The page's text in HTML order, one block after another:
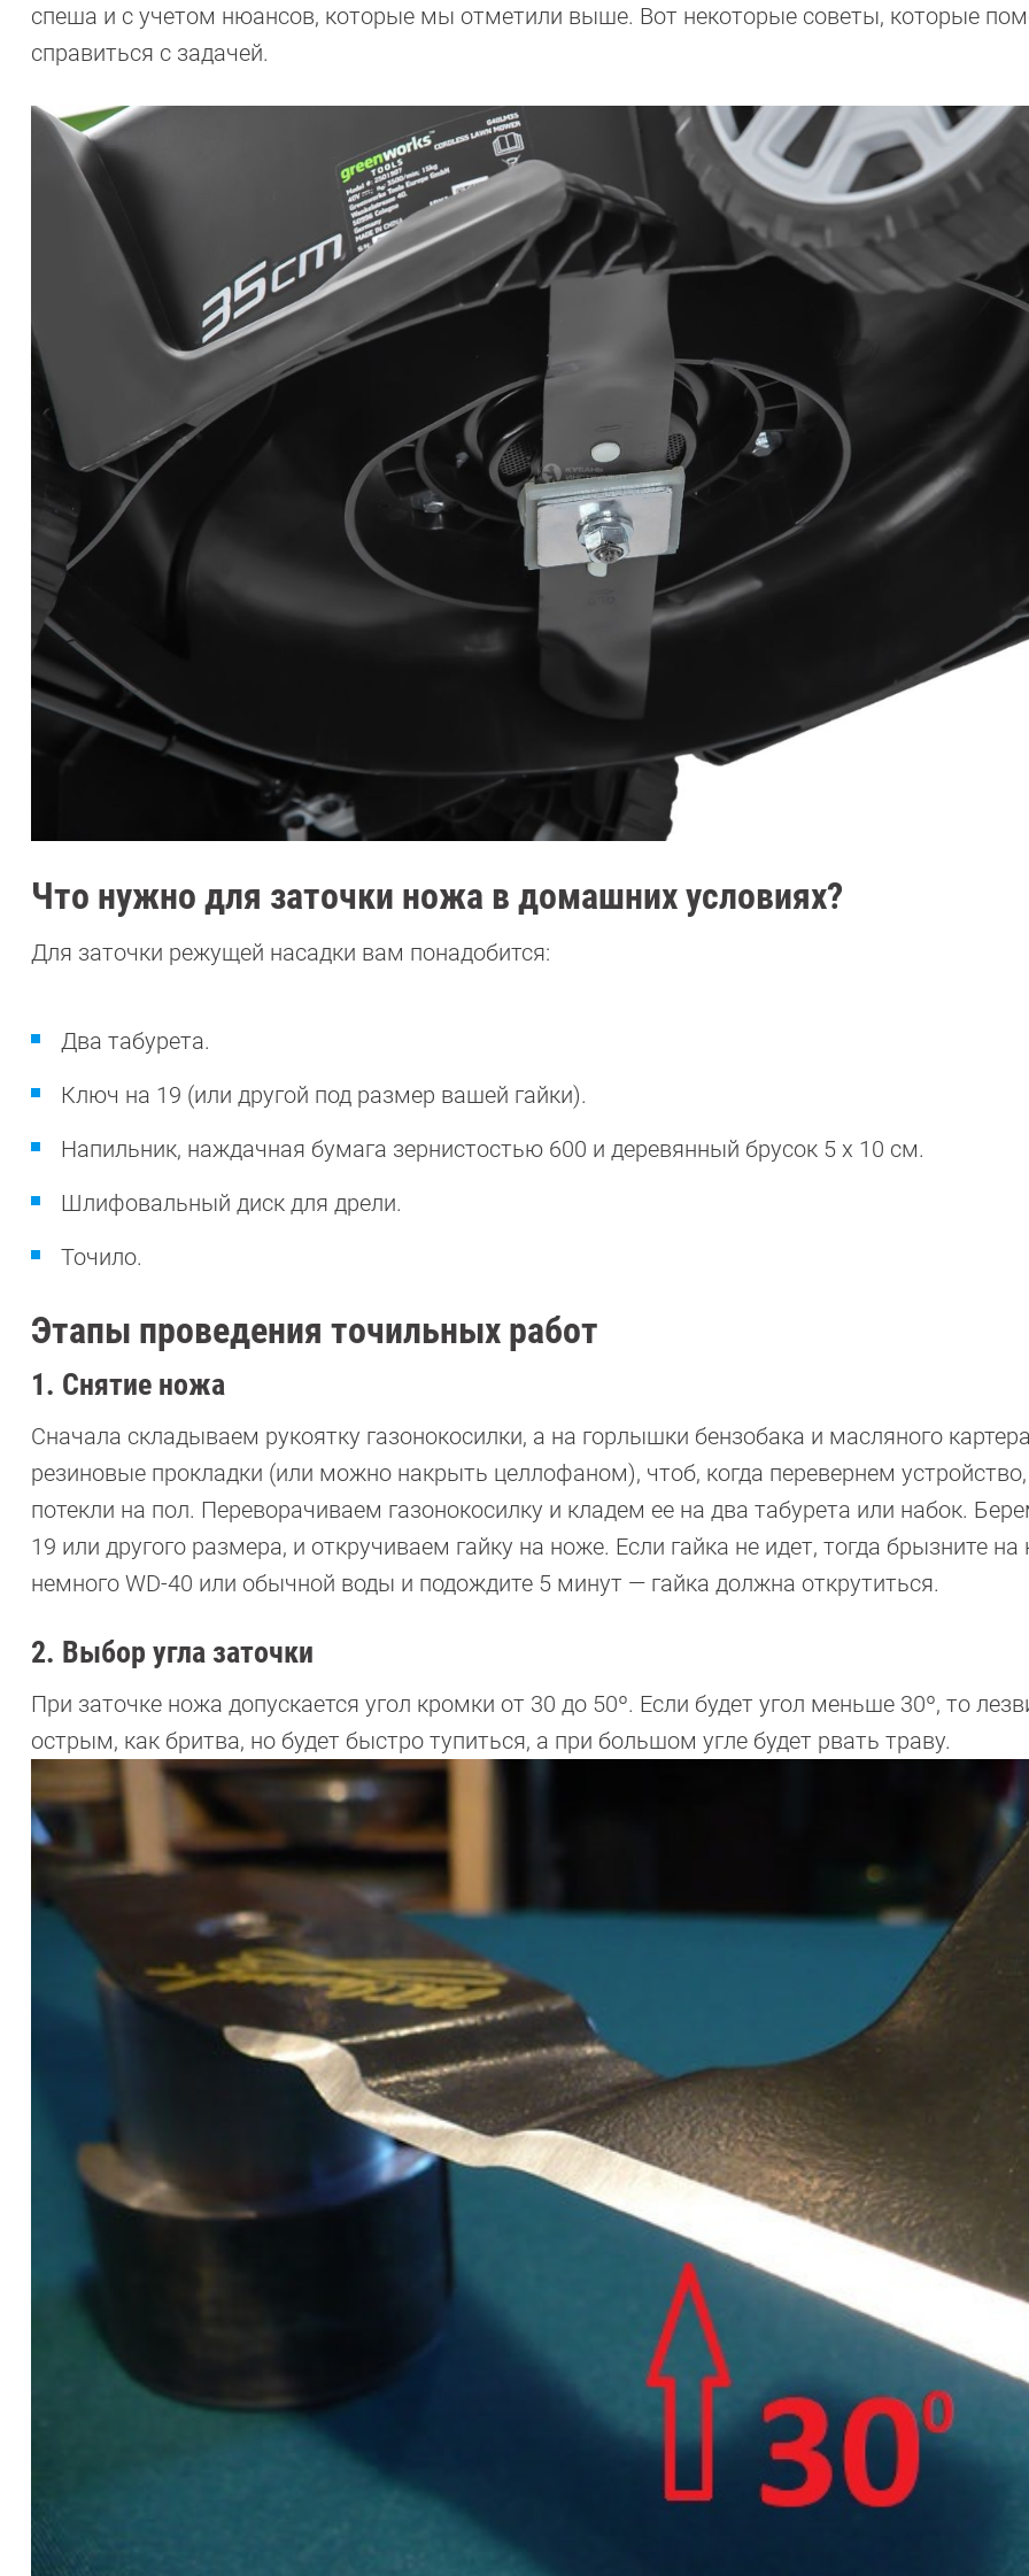
спеша и с учетом нюансов, которые мы отметили выше. Вот некоторые советы, которые
справиться с задачей.
Что нужно для заточки ножа в домашних условиях?
Для заточки режущей насадки вам понадобится:
Два табурета.
Ключ на 19 (или другой под размер вашей гайки).
Напильник, наждачная бумага зернистостью 600 и деревянный брусок 5 х 10 см.
Шлифовальный диск для дрели.
Точило.
Этапы проведения точильных работ
1. Снятие ножа
Сначала складываем рукоятку газонокосилки, а на горлышки бензобака и масляного
резиновые прокладки (или можно накрыть целлофаном), чтоб, когда перевернем
потекли на пол. Переворачиваем газонокосилку и кладем ее на два табурета или набок.
19 или другого размера, и откручиваем гайку на ноже. Если гайка не идет, тогда брызните на
немного WD-40 или обычной воды и подождите 5 минут — гайка должна открутиться.
2. Выбор угла заточки
При заточке ножа допускается угол кромки от 30 до 50º. Если будет угол меньше 30º, то
острым, как бритва, но будет быстро тупиться, а при большом угле будет рвать траву.